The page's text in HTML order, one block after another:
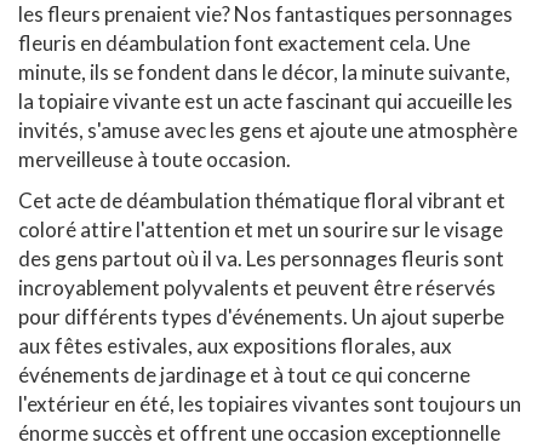
les fleurs prenaient vie? Nos fantastiques personnages
fleuris en déambulation font exactement cela. Une
minute, ils se fondent dans le décor, la minute suivante,
la topiaire vivante est un acte fascinant qui accueille les
invités, s'amuse avec les gens et ajoute une atmosphère
merveilleuse à toute occasion.
Cet acte de déambulation thématique floral vibrant et
coloré attire l'attention et met un sourire sur le visage
des gens partout où il va. Les personnages fleuris sont
incroyablement polyvalents et peuvent être réservés
pour différents types d'événements. Un ajout superbe
aux fêtes estivales, aux expositions florales, aux
événements de jardinage et à tout ce qui concerne
l'extérieur en été, les topiaires vivantes sont toujours un
énorme succès et offrent une occasion exceptionnelle